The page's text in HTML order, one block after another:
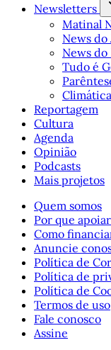
Newsletters
Matinal
News
News do
Tudo é
Climática
Reportagem
Cultura
Agenda
Opinião
Podcasts
Mais projetos
Quem somos
Por que
Como
Anuncie
Política de
Política de
Política de
Termos de uso
Fale conosco
Assine